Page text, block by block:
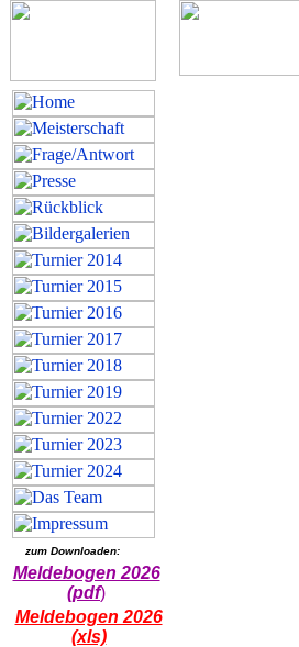
zum Downloaden:
Meldebogen 2026
(pdf)
Meldebogen 2026
(xls)